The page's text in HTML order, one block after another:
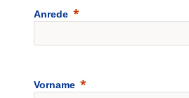
Anrede
Vorname